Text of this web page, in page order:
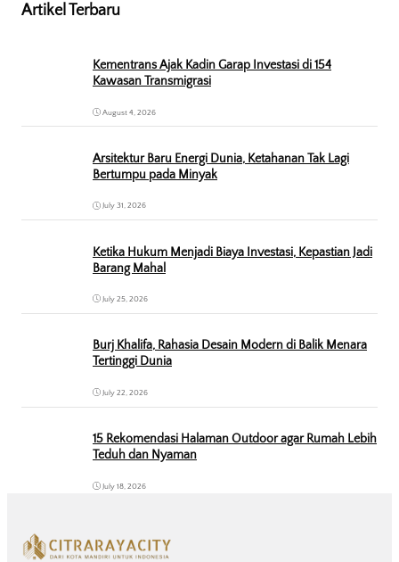
Artikel Terbaru
Kementrans Ajak Kadin Garap Investasi di 154
Kawasan Transmigrasi
August 4, 2026
Arsitektur Baru Energi Dunia, Ketahanan Tak Lagi
Bertumpu pada Minyak
July 31, 2026
Ketika Hukum Menjadi Biaya Investasi, Kepastian Jadi
Barang Mahal
July 25, 2026
Burj Khalifa, Rahasia Desain Modern di Balik Menara
Tertinggi Dunia
July 22, 2026
15 Rekomendasi Halaman Outdoor agar Rumah Lebih
Teduh dan Nyaman
July 18, 2026